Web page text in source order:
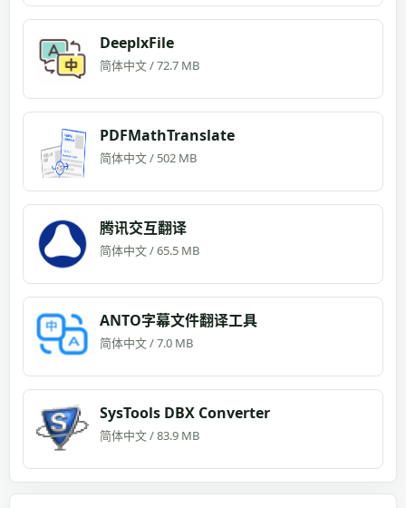
DeeplxFile
简体中文 / 72.7 MB
PDFMathTranslate
简体中文 / 502 MB
腾讯交互翻译
简体中文 / 65.5 MB
ANTO字幕文件翻译工具
简体中文 / 7.0 MB
SysTools DBX Converter
简体中文 / 83.9 MB